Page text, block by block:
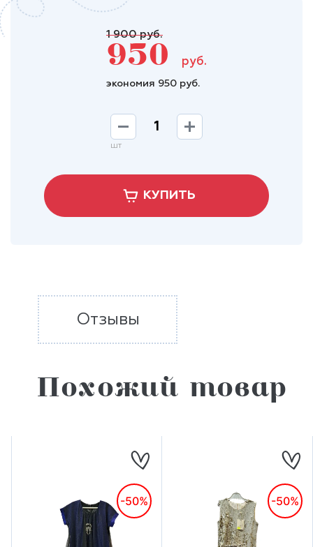
1 900 руб.
950 руб.
экономия 950 руб.
шт
КУПИТЬ
Отзывы
Похожий товар
-50% -50%